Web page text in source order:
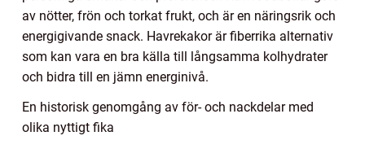
av nötter, frön och torkat frukt, och är en näringsrik och
energigivande snack. Havrekakor är fiberrika alternativ
som kan vara en bra källa till långsamma kolhydrater
och bidra till en jämn energinivå.
En historisk genomgång av för- och nackdelar med
olika nyttigt fika